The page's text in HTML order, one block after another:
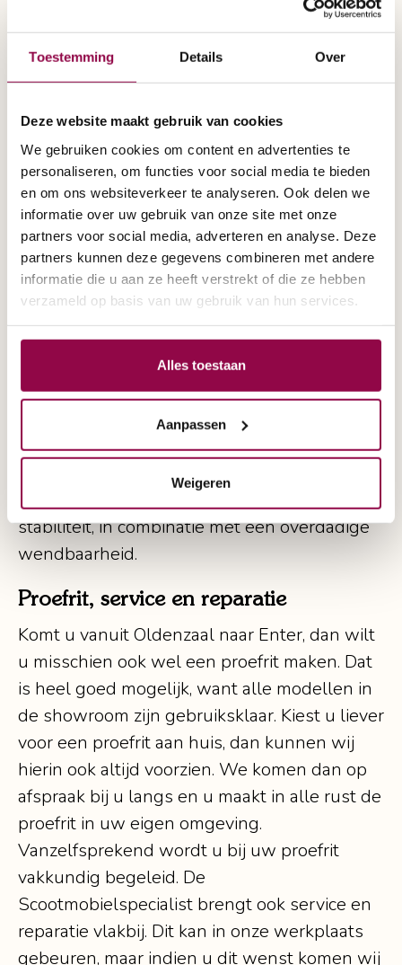
Toestemming Details Over
Deze website maakt gebruik van cookies
We gebruiken cookies om content en advertenties te
personaliseren, om functies voor social media te bieden
en om ons websiteverkeer te analyseren. Ook delen we
informatie over uw gebruik van onze site met onze
partners voor social media, adverteren en analyse. Deze
partners kunnen deze gegevens combineren met andere
informatie die u aan ze heeft verstrekt of die ze hebben
verzameld op basis van uw gebruik van hun services.
Alles toestaan
Aanpassen
Weigeren
Handicare. Dit is dan nog maar een klein
vertegenwoordigen. U kunt er dus altijd van
scootmobiel klaarstaat.
Actieradius, comfort en stabiliteit
Bij de keuze komen allerlei aspecten aan bod.
In de eerste plaats natuurlijk de benodigde
actieradius. Gebruikt u in Oldenzaal de
scootmobiel slechts voor korte ritten of wilt u
er langer op uit? Het gewenste comfort is
van belang, zoals bijvoorbeeld de
uitstekende vering die een scootmobiel van
Life & Mobility biedt. Zoekt u naar een
toonbeeld van stabiliteit? Dan komen direct
de scootmobielen van Quingo in zicht. Quingo
is het enige merk dat haar modellen op 5
wielen zet. Dit zorgt voor een majestueuze
stabiliteit, in combinatie met een overdadige
wendbaarheid.
Proefrit, service en reparatie
Komt u vanuit Oldenzaal naar Enter, dan wilt
u misschien ook wel een proefrit maken. Dat
is heel goed mogelijk, want alle modellen in
de showroom zijn gebruiksklaar. Kiest u liever
voor een proefrit aan huis, dan kunnen wij
hierin ook altijd voorzien. We komen dan op
afspraak bij u langs en u maakt in alle rust de
proefrit in uw eigen omgeving.
Vanzelfsprekend wordt u bij uw proefrit
vakkundig begeleid. De
Scootmobielspecialist brengt ook service en
reparatie vlakbij. Dit kan in onze werkplaats
gebeuren, maar indien u dit wenst komen wij